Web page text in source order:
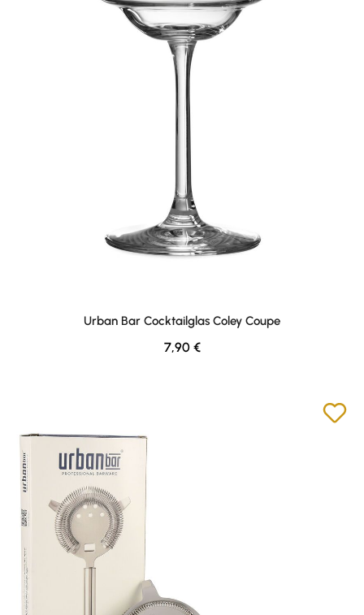
Urban Bar Cocktailglas Coley Coupe
Regulärer Preis:
7,90 €